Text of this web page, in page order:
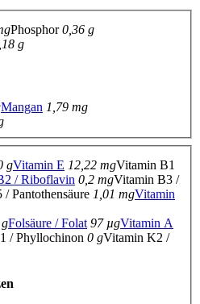
Phosphor0,36 g
g
Mangan 1,79 mg
gVitamin E 12,22 mgVitamin B1
/ Riboflavin 0,2 mgVitamin B3 /
Pantothensäure 1,01 mgVitamin
Folsäure / Folat 97 µgVitamin A
/ Phyllochinon 0 gVitamin K2 /